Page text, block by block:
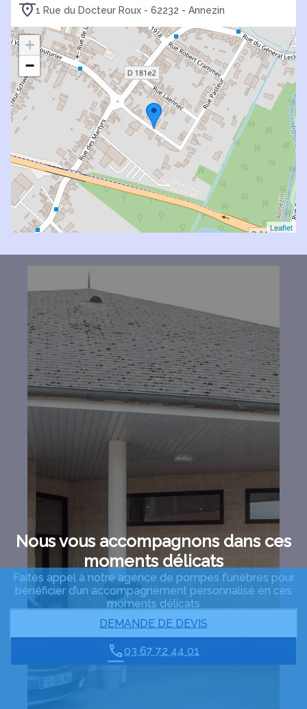
1 Rue du Docteur Roux - 62232 - Annezin
+
−
Leaflet
Nous vous accompagnons dans ces
moments délicats
Faites appel à notre agence de pompes funèbres pour
bénéficier d’un accompagnement personnalisé en ces
moments délicats
DEMANDE DE DEVIS
03 67 72 44 01